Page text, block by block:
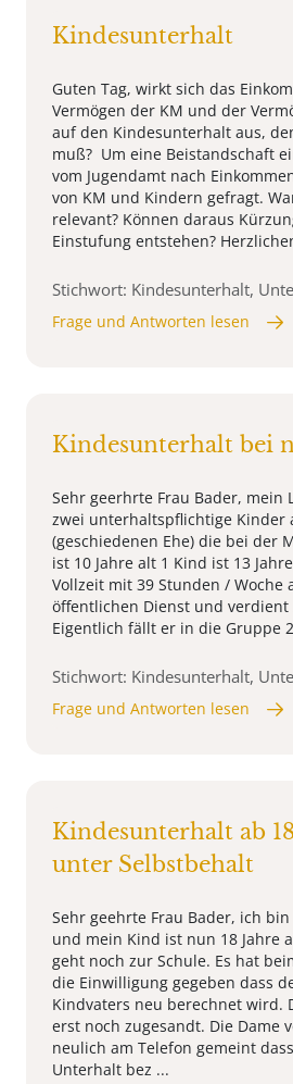
Kindesunterhalt
Guten Tag, wirkt sich das
Vermögen der KM und der
auf den Kindesunterhalt aus,
muß? Um eine Beistandschaft
vom Jugendamt nach
von KM und Kindern gefragt.
relevant? Können daraus
Einstufung entstehen?
Stichwort: Kindesunterhalt,
Frage und Antworten lesen
Kindesunterhalt bei
Sehr geerhrte Frau Bader, mein
zwei unterhaltspflichtige Kinder
(geschiedenen Ehe) die bei der
ist 10 Jahre alt 1 Kind ist 13
Vollzeit mit 39 Stunden / Woche
öffentlichen Dienst und verdient
Eigentlich fällt er in die Gruppe
Stichwort: Kindesunterhalt,
Frage und Antworten lesen
Kindesunterhalt ab
unter Selbstbehalt
Sehr geehrte Frau Bader, ich
und mein Kind ist nun 18 Jahre
geht noch zur Schule. Es hat
die Einwilligung gegeben dass
Kindvaters neu berechnet wird.
erst noch zugesandt. Die Dame
neulich am Telefon gemeint
Unterhalt bez ...